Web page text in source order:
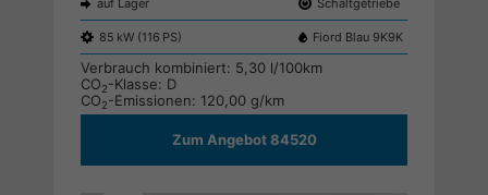
auf Lager Schaltgetriebe
85 kW (116 PS) Fiord Blau 9K9K
Verbrauch kombiniert: 5,30 l/100km
CO2-Klasse: D
CO2-Emissionen: 120,00 g/km
Zum Angebot 84520